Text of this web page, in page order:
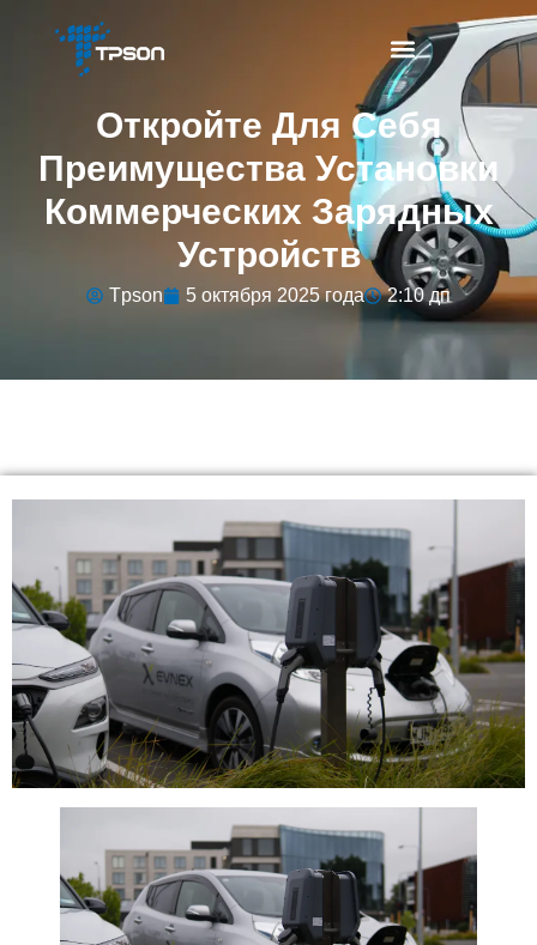
Откройте Для Себя
Преимущества Установки
Коммерческих Зарядных
Устройств
Tpson 5 октября 2025 года 2:10 дп